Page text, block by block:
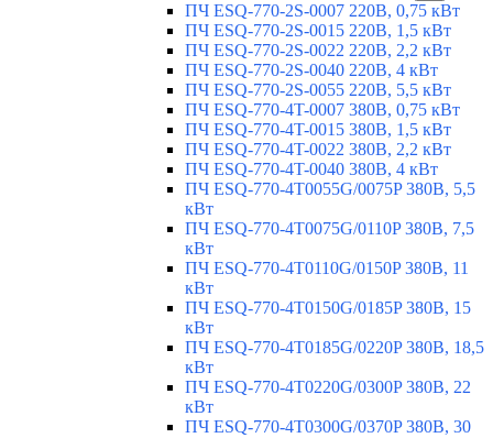
ПЧ ESQ-770-2S-0007 220В, 0,75 кВт
ПЧ ESQ-770-2S-0015 220В, 1,5 кВт
ПЧ ESQ-770-2S-0022 220В, 2,2 кВт
ПЧ ESQ-770-2S-0040 220В, 4 кВт
ПЧ ESQ-770-2S-0055 220В, 5,5 кВт
ПЧ ESQ-770-4T-0007 380В, 0,75 кВт
ПЧ ESQ-770-4T-0015 380В, 1,5 кВт
ПЧ ESQ-770-4T-0022 380В, 2,2 кВт
ПЧ ESQ-770-4T-0040 380В, 4 кВт
ПЧ ESQ-770-4T0055G/0075P 380В, 5,5
кВт
ПЧ ESQ-770-4T0075G/0110P 380В, 7,5
кВт
ПЧ ESQ-770-4T0110G/0150P 380В, 11
кВт
ПЧ ESQ-770-4T0150G/0185P 380В, 15
кВт
ПЧ ESQ-770-4T0185G/0220P 380В, 18,5
кВт
ПЧ ESQ-770-4T0220G/0300P 380В, 22
кВт
ПЧ ESQ-770-4T0300G/0370P 380В, 30